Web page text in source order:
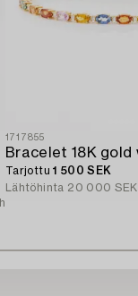
1717855
Tarjottu1 500 SEK
Lähtöhinta 20 000 SEK